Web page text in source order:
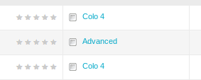
Colo 4
Advanced
Colo 4